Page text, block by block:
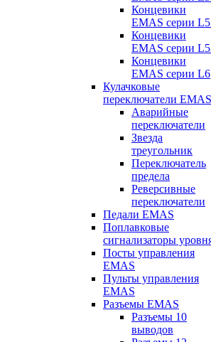
Концевики
EMAS серии
Концевики
EMAS серии
Концевики
EMAS серии L6
Кулачковые
переключатели EMAS
Аварийные
переключатели
Звезда
треугольник
Переключатель
предела
Реверсивные
переключатели
Педали EMAS
Поплавковые
сигнализаторы
Посты управления
EMAS
Пульты управления
EMAS
Разъемы EMAS
Разъемы 10
выводов